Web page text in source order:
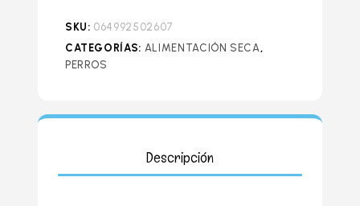
SKU: 064992502607
CATEGORÍAS: ALIMENTACIÓN SECA,
PERROS
Descripción